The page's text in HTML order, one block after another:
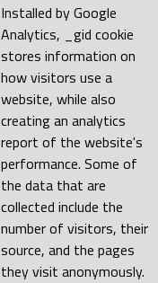
Installed by Google
Analytics, _gid cookie
stores information on
how visitors use a
website, while also
creating an analytics
report of the website's
performance. Some of
the data that are
collected include the
number of visitors, their
source, and the pages
they visit anonymously.